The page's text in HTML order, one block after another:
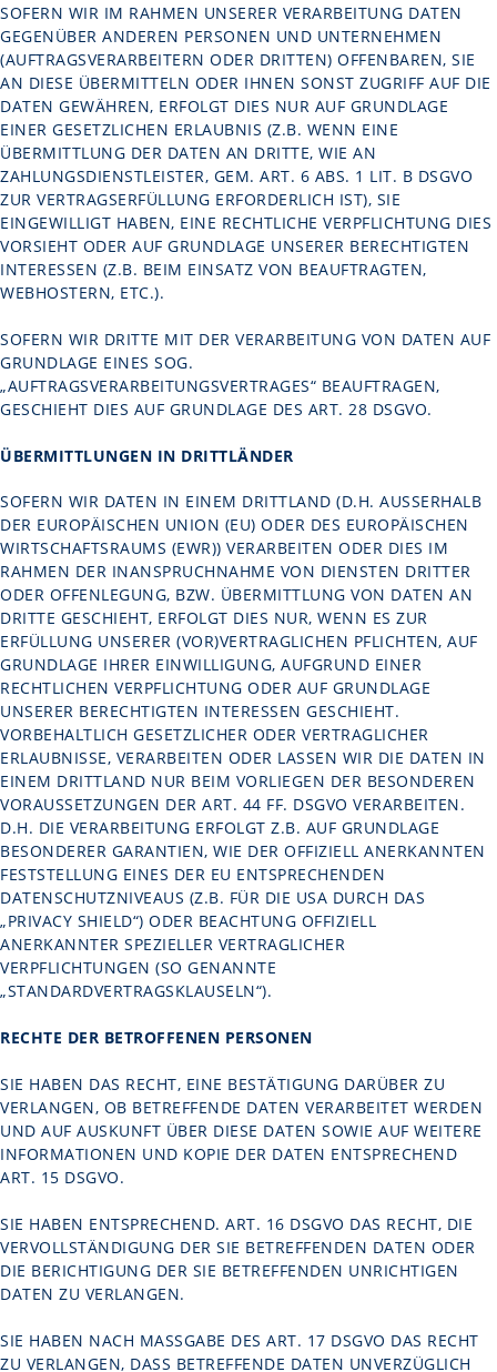
SOFERN WIR IM RAHMEN UNSERER VERARBEITUNG DATEN
GEGENÜBER ANDEREN PERSONEN UND UNTERNEHMEN
(AUFTRAGSVERARBEITERN ODER DRITTEN) OFFENBAREN, SIE
AN DIESE ÜBERMITTELN ODER IHNEN SONST ZUGRIFF AUF DIE
DATEN GEWÄHREN, ERFOLGT DIES NUR AUF GRUNDLAGE
EINER GESETZLICHEN ERLAUBNIS (Z.B. WENN EINE
ÜBERMITTLUNG DER DATEN AN DRITTE, WIE AN
ZAHLUNGSDIENSTLEISTER, GEM. ART. 6 ABS. 1 LIT. B DSGVO
ZUR VERTRAGSERFÜLLUNG ERFORDERLICH IST), SIE
EINGEWILLIGT HABEN, EINE RECHTLICHE VERPFLICHTUNG DIES
VORSIEHT ODER AUF GRUNDLAGE UNSERER BERECHTIGTEN
INTERESSEN (Z.B. BEIM EINSATZ VON BEAUFTRAGTEN,
WEBHOSTERN, ETC.).
SOFERN WIR DRITTE MIT DER VERARBEITUNG VON DATEN AUF
GRUNDLAGE EINES SOG.
„AUFTRAGSVERARBEITUNGSVERTRAGES“ BEAUFTRAGEN,
GESCHIEHT DIES AUF GRUNDLAGE DES ART. 28 DSGVO.
ÜBERMITTLUNGEN IN DRITTLÄNDER
SOFERN WIR DATEN IN EINEM DRITTLAND (D.H. AUSSERHALB D
ER EUROPÄISCHEN UNION (EU) ODER DES EUROPÄISCHEN W
IRTSCHAFTSRAUMS (EWR)) VERARBEITEN ODER DIES IM R
AHMEN DER INANSPRUCHNAHME VON DIENSTEN DRITTER O
DER OFFENLEGUNG, BZW. ÜBERMITTLUNG VON DATEN AN D
RITTE GESCHIEHT, ERFOLGT DIES NUR, WENN ES ZUR E
RFÜLLUNG UNSERER (VOR)VERTRAGLICHEN PFLICHTEN, AUF G
RUNDLAGE IHRER EINWILLIGUNG, AUFGRUND EINER R
ECHTLICHEN VERPFLICHTUNG ODER AUF GRUNDLAGE U
NSERER BERECHTIGTEN INTERESSEN GESCHIEHT. V
ORBEHALTLICH GESETZLICHER ODER VERTRAGLICHER E
RLAUBNISSE, VERARBEITEN ODER LASSEN WIR DIE DATEN IN E
INEM DRITTLAND NUR BEIM VORLIEGEN DER BESONDEREN V
ORAUSSETZUNGEN DER ART. 44 FF. DSGVO VERARBEITEN. D
.H. DIE VERARBEITUNG ERFOLGT Z.B. AUF GRUNDLAGE B
ESONDERER GARANTIEN, WIE DER OFFIZIELL ANERKANNTEN F
ESTSTELLUNG EINES DER EU ENTSPRECHENDEN D
ATENSCHUTZNIVEAUS (Z.B. FÜR DIE USA DURCH DAS „
PRIVACY SHIELD“) ODER BEACHTUNG OFFIZIELL A
NERKANNTER SPEZIELLER VERTRAGLICHER V
ERPFLICHTUNGEN (SO GENANNTE „
STANDARDVERTRAGSKLAUSELN“).
RECHTE DER BETROFFENEN PERSONEN
SIE HABEN DAS RECHT, EINE BESTÄTIGUNG DARÜBER ZU
VERLANGEN, OB BETREFFENDE DATEN VERARBEITET WERDEN
UND AUF AUSKUNFT ÜBER DIESE DATEN SOWIE AUF WEITERE
INFORMATIONEN UND KOPIE DER DATEN ENTSPRECHEND
ART. 15 DSGVO.
SIE HABEN ENTSPRECHEND. ART. 16 DSGVO DAS RECHT, DIE
VERVOLLSTÄNDIGUNG DER SIE BETREFFENDEN DATEN ODER
DIE BERICHTIGUNG DER SIE BETREFFENDEN UNRICHTIGEN
DATEN ZU VERLANGEN.
SIE HABEN NACH MASSGABE DES ART. 17 DSGVO DAS RECHT Z
U VERLANGEN, DASS BETREFFENDE DATEN UNVERZÜGLICH G